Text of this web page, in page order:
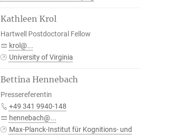
Kathleen Krol
Hartwell Postdoctoral Fellow
krol@...
University of Virginia
Bettina Hennebach
Pressereferentin
+49 341 9940-148
hennebach@...
Max-Planck-Institut für Kognitions- und